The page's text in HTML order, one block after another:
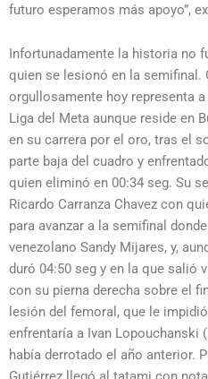
futuro esperamos más apoyo”,
Infortunadamente la historia no
quien se lesionó en la semifinal.
orgullosamente hoy representa
Liga del Meta aunque reside en
en su carrera por el oro, tras el
parte baja del cuadro y
quien eliminó en 00:34 seg. Su
Ricardo Carranza Chavez con
para avanzar a la semifinal
venezolano Sandy Mijares, y,
duró 04:50 seg y en la que salió
con su pierna derecha sobre el
lesión del femoral, que le
enfrentaría a Ivan Lopouchanski
había derrotado el año anterior.